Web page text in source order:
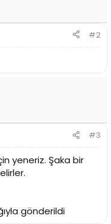
#2
#3
yeneriz. Şaka bir
gönderildi